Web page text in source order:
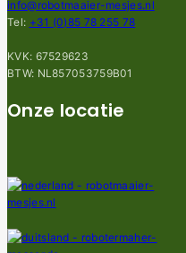
info@robotmaaier-mesjes.nl
Tel: +31 (0)85 78 255 78
KVK: 67529623
BTW: NL857053759B01
Onze locatie